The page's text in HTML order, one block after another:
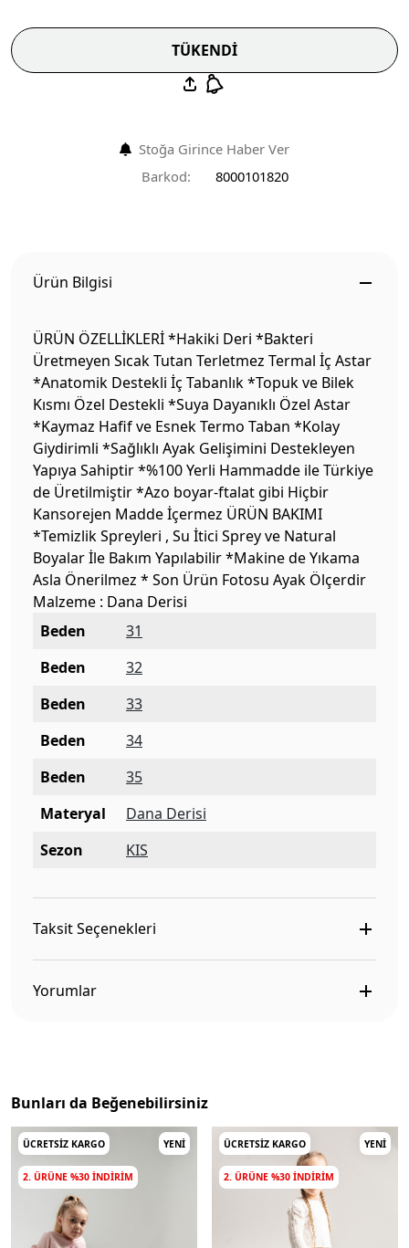
TÜKENDİ
Stoğa Girince Haber Ver
Barkod:
8000101820
Ürün Bilgisi
ÜRÜN ÖZELLİKLERİ *Hakiki Deri *Bakteri
Üretmeyen Sıcak Tutan Terletmez Termal İç Astar
*Anatomik Destekli İç Tabanlık *Topuk ve Bilek
Kısmı Özel Destekli *Suya Dayanıklı Özel Astar
*Kaymaz Hafif ve Esnek Termo Taban *Kolay
Giydirimli *Sağlıklı Ayak Gelişimini Destekleyen
Yapıya Sahiptir *%100 Yerli Hammadde ile Türkiye
de Üretilmiştir *Azo boyar-ftalat gibi Hiçbir
Kansorejen Madde İçermez ÜRÜN BAKIMI
*Temizlik Spreyleri , Su İtici Sprey ve Natural
Boyalar İle Bakım Yapılabilir *Makine de Yıkama
Asla Önerilmez * Son Ürün Fotosu Ayak Ölçerdir
Malzeme : Dana Derisi
Beden
31
Beden
32
Beden
33
Beden
34
Beden
35
Materyal
Dana Derisi
Sezon
KIS
Taksit Seçenekleri
Yorumlar
Bunları da Beğenebilirsiniz
ÜCRETSIZ KARGO YENI
2. ÜRÜNE %30 INDIRIM
ÜCRETSIZ KARGO YENI
2. ÜRÜNE %30 INDIRIM